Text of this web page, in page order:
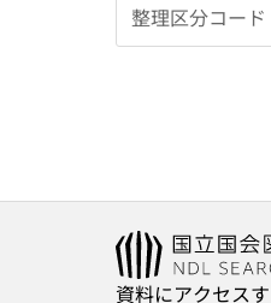
整理区分コード
資料にアクセス